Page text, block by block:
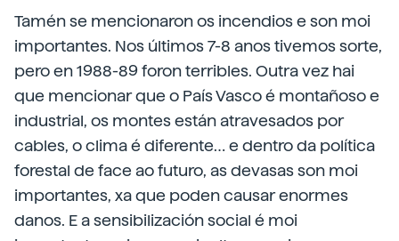
Tamén se mencionaron os incendios e son moi
importantes. Nos últimos 7-8 anos tivemos sorte,
pero en 1988-89 foron terribles. Outra vez hai
que mencionar que o País Vasco é montañoso e
industrial, os montes están atravesados por
cables, o clima é diferente… e dentro da política
forestal de face ao futuro, as devasas son moi
importantes, xa que poden causar enormes
danos. E a sensibilización social é moi